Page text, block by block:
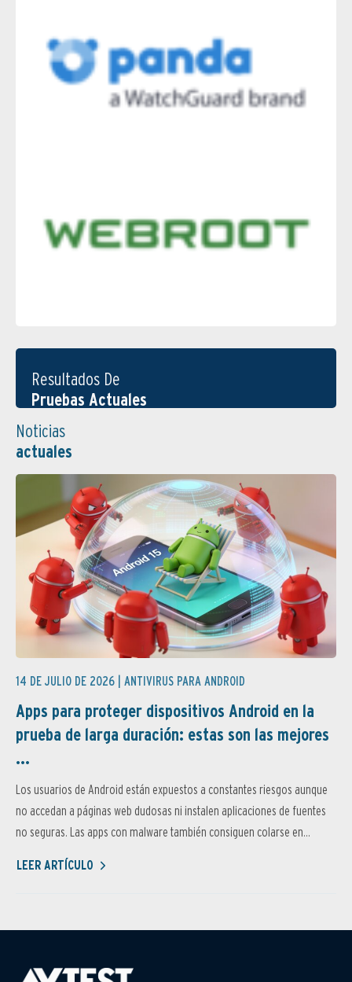
Resultados De
Pruebas Actuales
Noticias
actuales
14 DE JULIO DE 2026 | ANTIVIRUS PARA ANDROID
Apps para proteger dispositivos Android en la
prueba de larga duración: estas son las mejores
...
Los usuarios de Android están expuestos a constantes riesgos aunque
no accedan a páginas web dudosas ni instalen aplicaciones de fuentes
no seguras. Las apps con malware también consiguen colarse en...
LEER ARTÍCULO